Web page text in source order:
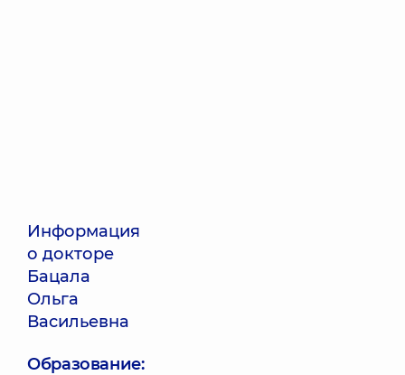
Информация
о докторе
Бацала
Ольга
Васильевна
Образование: